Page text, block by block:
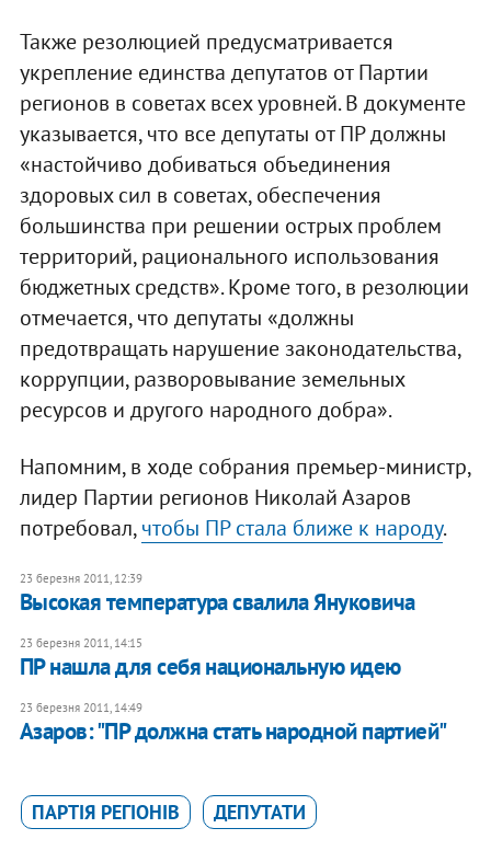
Также резолюцией предусматривается
укрепление единства депутатов от Партии
регионов в советах всех уровней. В документе
указывается, что все депутаты от ПР должны
«настойчиво добиваться объединения
здоровых сил в советах, обеспечения
большинства при решении острых проблем
территорий, рационального использования
бюджетных средств». Кроме того, в резолюции
отмечается, что депутаты «должны
предотвращать нарушение законодательства,
коррупции, разворовывание земельных
ресурсов и другого народного добра».
Напомним, в ходе собрания премьер-министр,
лидер Партии регионов Николай Азаров
потребовал,чтобы ПР стала ближе к народу.
23 березня 2011, 12:39
Высокая температура свалила Януковича
23 березня 2011, 14:15
ПР нашла для себя национальную идею
23 березня 2011, 14:49
Азаров: "ПР должна стать народной партией"
ПАРТІЯ РЕГІОНІВ ДЕПУТАТИ